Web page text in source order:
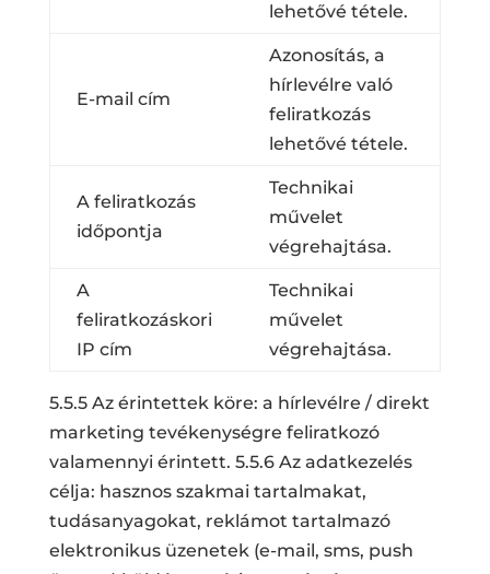
lehetővé tétele.
E-mail cím
Azonosítás, a
hírlevélre való
feliratkozás
lehetővé tétele.
A feliratkozás
időpontja
Technikai
művelet
végrehajtása.
A
feliratkozáskori
IP cím
Technikai
művelet
végrehajtása.
5.5.5 Az érintettek köre: a hírlevélre / direkt
marketing tevékenységre feliratkozó
valamennyi érintett. 5.5.6 Az adatkezelés
célja: hasznos szakmai tartalmakat,
tudásanyagokat, reklámot tartalmazó
elektronikus üzenetek (e-mail, sms, push